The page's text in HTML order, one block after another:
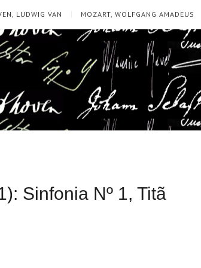
LUDWIG VAN MOZART, WOLFGANG AMADEUS
Sinfonia Nº 1, Titã